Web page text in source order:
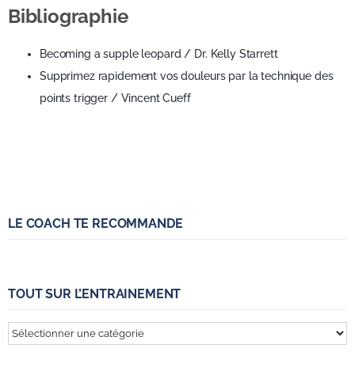
Bibliographie
Becoming a supple leopard / Dr. Kelly Starrett
Supprimez rapidement vos douleurs par la technique des
points trigger / Vincent Cueff
LE COACH TE RECOMMANDE
TOUT SUR L’ENTRAINEMENT
Tout
sur